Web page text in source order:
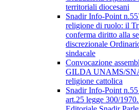
territoriali diocesani
Snadir Info-Point
religione di ruolo: il
conferma diritto alla
discrezionale
sindacale
Convocazione
GILDA UNAMS/
religione cattolica
Snadir Info-Point
art.25 legge 300/